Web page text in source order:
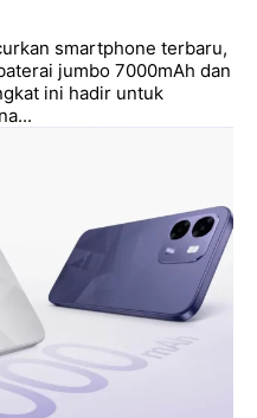
smartphone terbaru,
jumbo 7000mAh dan